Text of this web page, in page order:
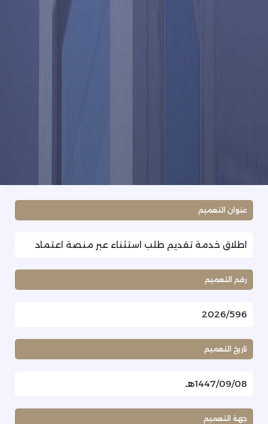
عنوان التعميم
اطلاق خدمة تقديم طلب استثناء عبر منصة اعتماد
رقم التعميم
2026/596
تاريخ التعميم
1447/09/08هـ
جهة التعميم